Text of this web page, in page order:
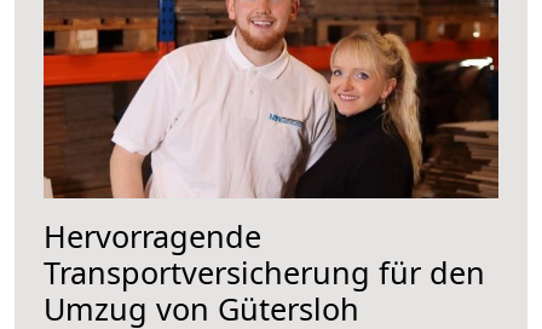
Hervorragende
Transportversicherung für den
Umzug von Gütersloh